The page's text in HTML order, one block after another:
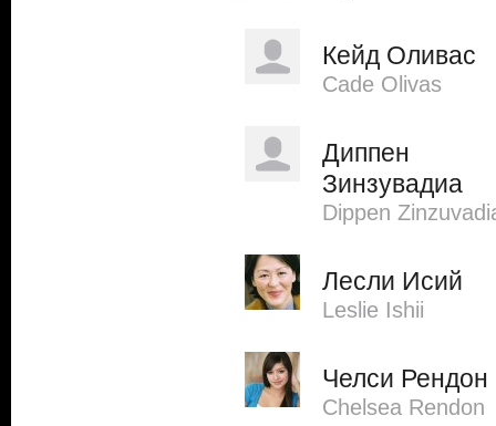
Кейд Оливас
Cade Olivas
Диппен
Зинзувадиа
Dippen
Лесли Исий
Leslie Ishii
Челси Рендон
Chelsea Rendon